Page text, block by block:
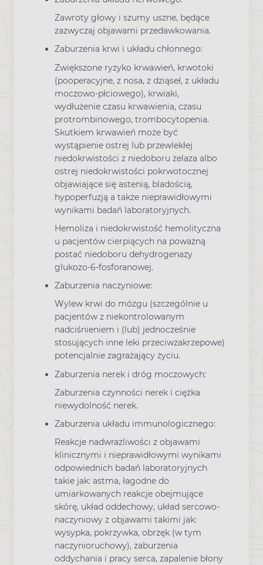
Zawroty głowy i szumy uszne, będące
zazwyczaj objawami przedawkowania.
Zaburzenia krwi i układu chłonnego:
Zwiększone ryzyko krwawień, krwotoki
(pooperacyjne, z nosa, z dziąseł, z układu
moczowo-płciowego), krwiaki,
wydłużenie czasu krwawienia, czasu
protrombinowego, trombocytopenia.
Skutkiem krwawień może być
wystąpienie ostrej lub przewlekłej
niedokrwistości z niedoboru żelaza albo
ostrej niedokrwistości pokrwotocznej
objawiające się astenią, bladością,
hypoperfuzją a także nieprawidłowymi
wynikami badań laboratoryjnych.
Hemoliza i niedokrwistość hemolityczna
u pacjentów cierpiących na poważną
postać niedoboru dehydrogenazy
glukozo-6-fosforanowej.
Zaburzenia naczyniowe:
Wylew krwi do mózgu (szczególnie u
pacjentów z niekontrolowanym
nadciśnieniem i (lub) jednocześnie
stosujących inne leki przeciwzakrzepowe)
potencjalnie zagrażający życiu.
Zaburzenia nerek i dróg moczowych:
Zaburzenia czynności nerek i ciężka
niewydolność nerek.
Zaburzenia układu immunologicznego:
Reakcje nadwrażliwości z objawami
klinicznymi i nieprawidłowymi wynikami
odpowiednich badań laboratoryjnych
takie jak: astma, łagodne do
umiarkowanych reakcje obejmujące
skórę, układ oddechowy, układ sercowo-
naczyniowy z objawami takimi jak:
wysypka, pokrzywka, obrzęk (w tym
naczynioruchowy), zaburzenia
oddychania i pracy serca, zapalenie błony